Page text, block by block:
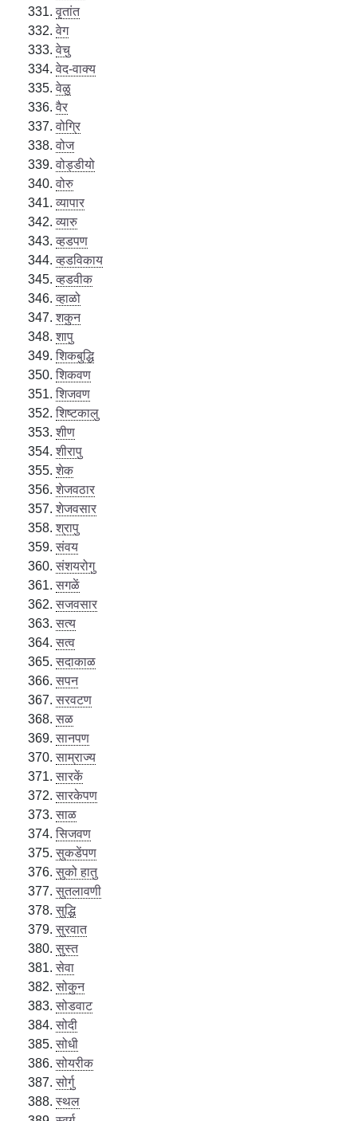
वृतांत
वेग
वेचु
वेद-वाक्य
वेळु
वैर
वोग्रि
वोज
वोड्डीयो
वोरु
व्यापार
व्यारु
व्हडपण
व्हडविकाय
व्हडवीक
व्हाळो
शकुन
शापु
शिकबुद्धि
शिकवण
शिजवण
शिष्टकालु
शीण
शीरापु
शेक
शेजवठार
शेजवसार
श्रापु
संवय
संशयरोगु
सगळें
सजवसार
सत्य
सत्व
सदाकाळ
सपन
सरवटण
सळ
सानपण
साम्राज्य
सारकें
सारकेपण
साळ
सिजवण
सुकडेंपण
सुको हातु
सुतलावणी
सुद्धि
सुरवात
सुस्त
सेवा
सोकुन
सोडवाट
सोदी
सोधी
सोयरीक
सोर्गु
स्थल